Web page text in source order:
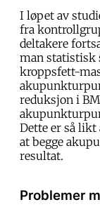
I løpet av
fra
deltakere
man statistisk
kroppsfett-
reduksjon i
Dette er så
at begge
resultat.
Problemer